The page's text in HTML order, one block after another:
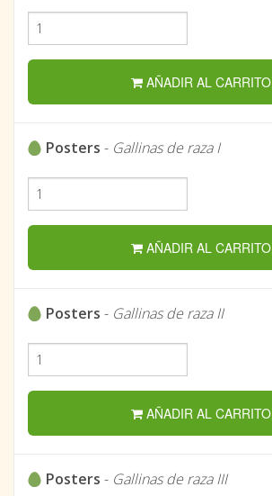
AÑADIR AL CARRITO
Posters - Gallinas de raza I
AÑADIR AL CARRITO
Posters - Gallinas de raza II
AÑADIR AL CARRITO
Posters - Gallinas de raza III